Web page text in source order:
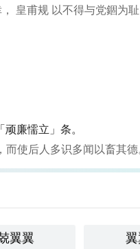
皇甫规 以不得与党錮为
廉懦立」条。
使后人多识多闻以畜其德
翼翼